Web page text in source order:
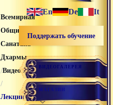
Всемирная
Община
Санатана
Дхармы
/Видео лекции
/
Лекции
En De It
Поддержать обучение
ВИДЕОГАЛЕРЕЯ
МАГАЗИН